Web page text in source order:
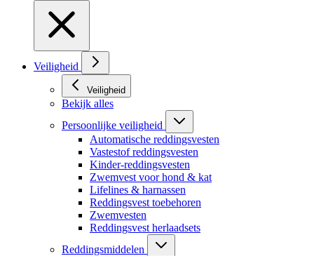
Veiligheid
Veiligheid
Bekijk alles
Persoonlijke veiligheid
Automatische reddingsvesten
Vastestof reddingsvesten
Kinder-reddingsvesten
Zwemvest voor hond & kat
Lifelines & harnassen
Reddingsvest toebehoren
Zwemvesten
Reddingsvest herlaadsets
Reddingsmiddelen